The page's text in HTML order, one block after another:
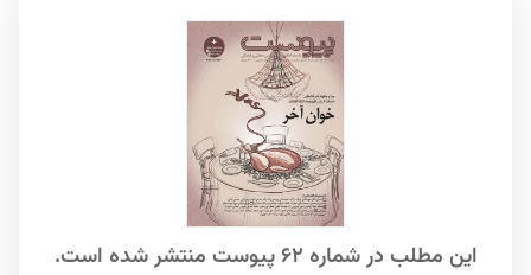
این مطلب در شماره ۶۲ پیوست منتشر شده است.